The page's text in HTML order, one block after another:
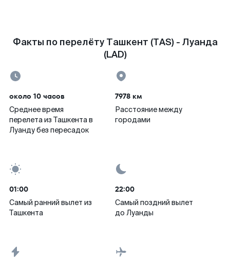
Факты по перелёту Ташкент (TAS) - Луанда
(LAD)
около 10 часов
Среднее время
перелета из Ташкента в
Луанду без пересадок
7978 км
Расстояние между
городами
01:00
Самый ранний вылет из
Ташкента
22:00
Самый поздний вылет
до Луанды